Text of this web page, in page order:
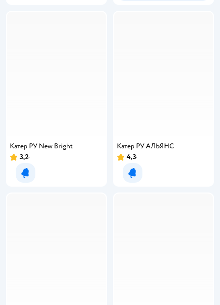
Катер РУ New Bright
3,2
Уведомить о появлении
Катер РУ АЛЬЯНС
4,3
Уведомить о появлении